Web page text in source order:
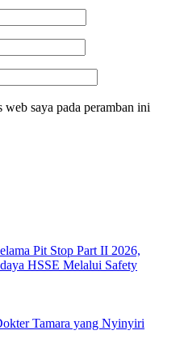
web saya pada peramban ini
Pit Stop Part II 2026,
HSSE Melalui Safety
Tamara yang Nyinyiri